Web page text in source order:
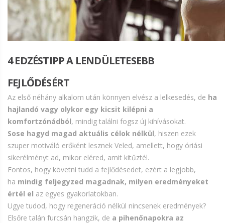
4 EDZÉSTIPP A LENDÜLETESEBB
FEJLŐDÉSÉRT
Az első néhány alkalom után könnyen elvész a lelkesedés, de ha
hajlandó vagy olykor egy kicsit kilépni a
komfortzónádból, mindig találni fogsz új kihívásokat.
Sose hagyd magad aktuális célok nélkül, hiszen ezek
szuper motiváló erőként lesznek Veled, amellett, hogy óriási
sikerélményt ad, mikor eléred, amit kitűztél.
Fontos, hogy követni tudd a fejlődésedet, ezért a legjobb,
ha mindig feljegyzed magadnak, milyen eredményeket
értél el az egyes gyakorlatokban.
Ugye tudod, hogy regeneráció nélkül nincsenek eredmények?
Elsőre talán furcsán hangzik, de a pihenőnapokra az